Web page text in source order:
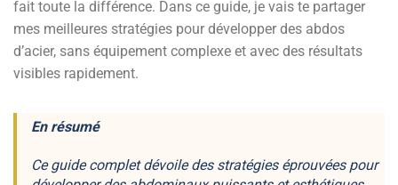
fait toute la différence. Dans ce guide, je vais te partager
mes meilleures stratégies pour développer des abdos
d’acier, sans équipement complexe et avec des résultats
visibles rapidement.
En résumé
Ce guide complet dévoile des stratégies éprouvées pour